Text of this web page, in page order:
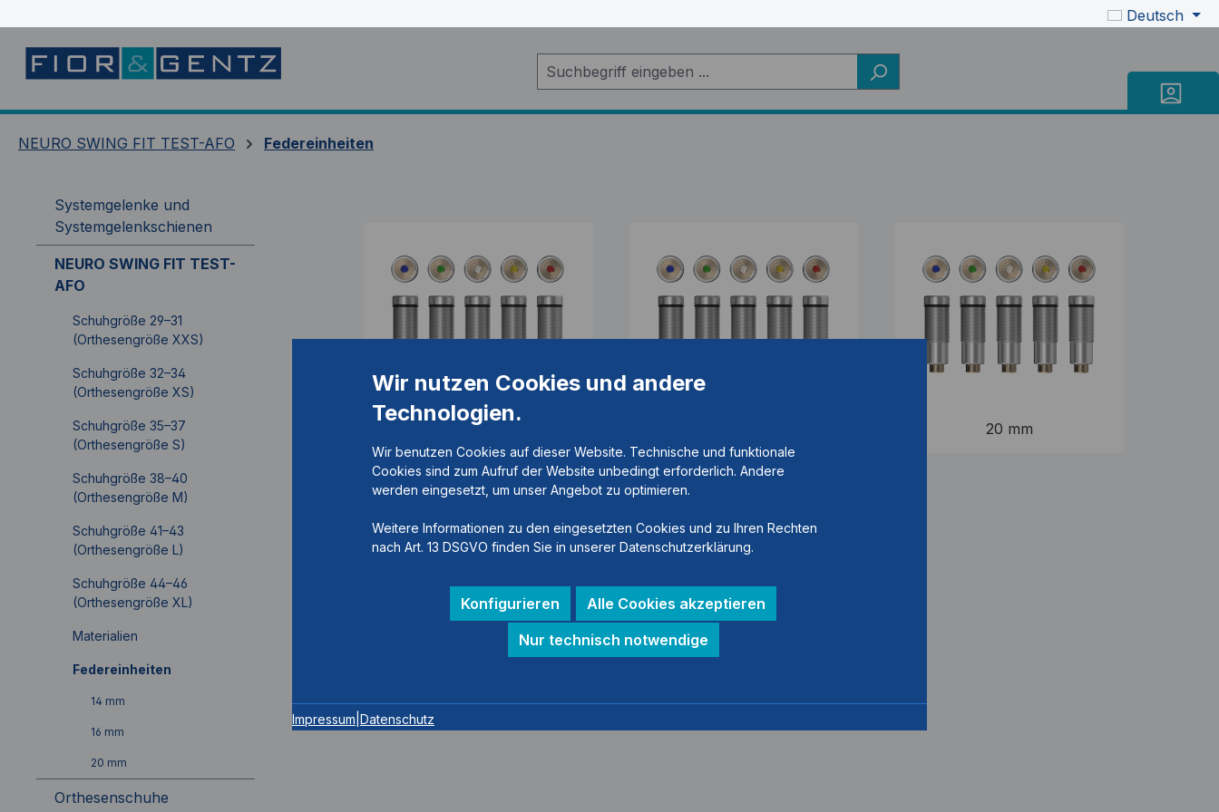
Deutsch
NEURO SWING FIT TEST-AFO Federeinheiten
Systemgelenke und
Systemgelenkschienen
NEURO SWING FIT TEST-
AFO
Schuhgröße 29–31
(Orthesengröße XXS)
Schuhgröße 32–34
(Orthesengröße XS)
Schuhgröße 35–37
(Orthesengröße S)
Schuhgröße 38–40
(Orthesengröße M)
Schuhgröße 41–43
(Orthesengröße L)
Schuhgröße 44–46
(Orthesengröße XL)
Materialien
Federeinheiten
14 mm
16 mm
20 mm
Orthesenschuhe
14 mm 20 mm
Wir nutzen Cookies und andere
Technologien.
Wir benutzen Cookies auf dieser Website. Technische und funktionale
Cookies sind zum Aufruf der Website unbedingt erforderlich. Andere
werden eingesetzt, um unser Angebot zu optimieren.
Weitere Informationen zu den eingesetzten Cookies und zu Ihren Rechten
nach Art. 13 DSGVO finden Sie in unserer Datenschutzerklärung.
Konfigurieren
Alle Cookies akzeptieren
Nur technisch notwendige
Impressum Datenschutz